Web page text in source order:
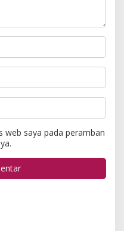
web saya pada peramban